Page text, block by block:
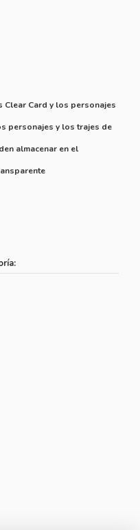
Card y los personajes
personajes y los trajes de
almacenar en el